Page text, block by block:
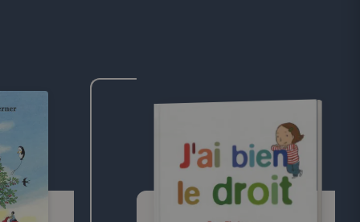
prendre
et
et esprit.
adoptif, construit, invente et finalement
recrée un univers qui n'appartient qu'à lui
seul. C'est donc l'histoire surprenante d'un
roi qui ne l'est pas, dans un pays qui ne lui
appartient pas.